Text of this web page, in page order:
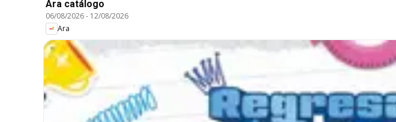
Ara catálogo
06/08/2026- 12/08/2026
Ara